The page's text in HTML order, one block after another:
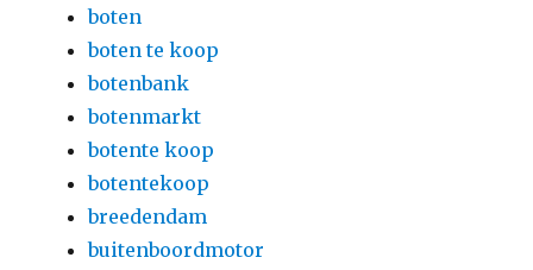
boten
boten te koop
botenbank
botenmarkt
botente koop
botentekoop
breedendam
buitenboordmotor